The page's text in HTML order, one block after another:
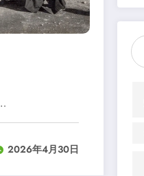
2026年4月30日